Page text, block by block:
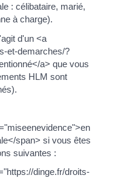
: célibataire, marié,
à charge).
d'un <a
et-demarches/?
a> que vous
HLM sont
span> si vous êtes
suivantes :
dinge.fr/droits-